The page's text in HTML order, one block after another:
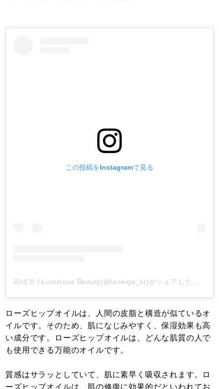
この投稿をInstagramで見る
ローズヒップオイルは、人間の皮脂と構造が似ているオ
イルです。そのため、肌になじみやすく、保湿効果も高
い成分です。ローズヒップオイルは、どんな肌質の人で
も使用できる万能のオイルです。
質感はサラッとしていて、肌に素早く吸収されます。ロ
ーズヒップオイルは、肌の修復に効果的だといわれてお